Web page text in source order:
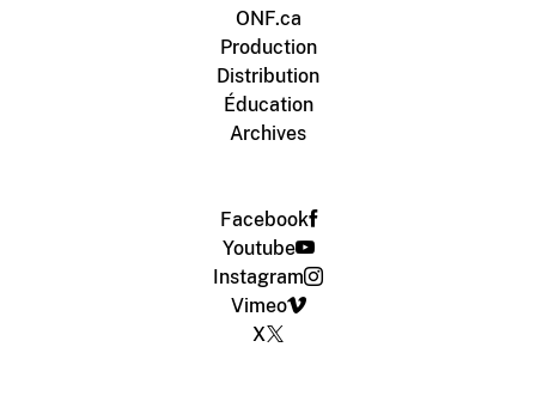
ONF.ca
Production
Distribution
Éducation
Archives
Facebook
Youtube
Instagram
Vimeo
X